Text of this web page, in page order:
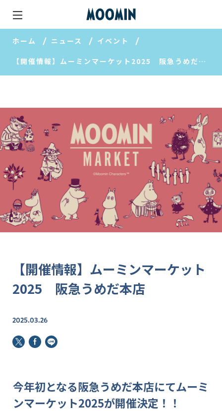
ホーム ニュース イベント
【開催情報】ムーミンマーケット2025 阪急うめだ本店
【開催情報】ムーミンマーケット
2025 阪急うめだ本店
2025.03.26
今年初となる阪急うめだ本店にてムーミ
ンマーケット2025が開催決定！！